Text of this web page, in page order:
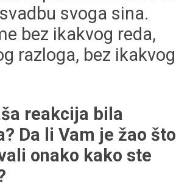
svoga sina.
bez ikakvog reda,
razloga, bez ikakvog
reakcija bila
Da li Vam je žao što
onako kako ste